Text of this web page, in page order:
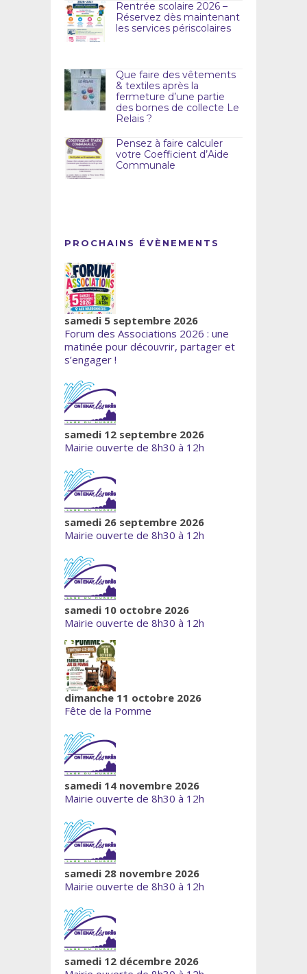
Rentrée scolaire 2026 –
Réservez dès maintenant
les services périscolaires
Que faire des vêtements
& textiles après la
fermeture d’une partie
des bornes de collecte Le
Relais ?
Pensez à faire calculer
votre Coefficient d’Aide
Communale
PROCHAINS ÉVÈNEMENTS
samedi 5 septembre 2026
Forum des Associations 2026 : une
matinée pour découvrir, partager et
s’engager !
samedi 12 septembre 2026
Mairie ouverte de 8h30 à 12h
samedi 26 septembre 2026
Mairie ouverte de 8h30 à 12h
samedi 10 octobre 2026
Mairie ouverte de 8h30 à 12h
dimanche 11 octobre 2026
Fête de la Pomme
samedi 14 novembre 2026
Mairie ouverte de 8h30 à 12h
samedi 28 novembre 2026
Mairie ouverte de 8h30 à 12h
samedi 12 décembre 2026